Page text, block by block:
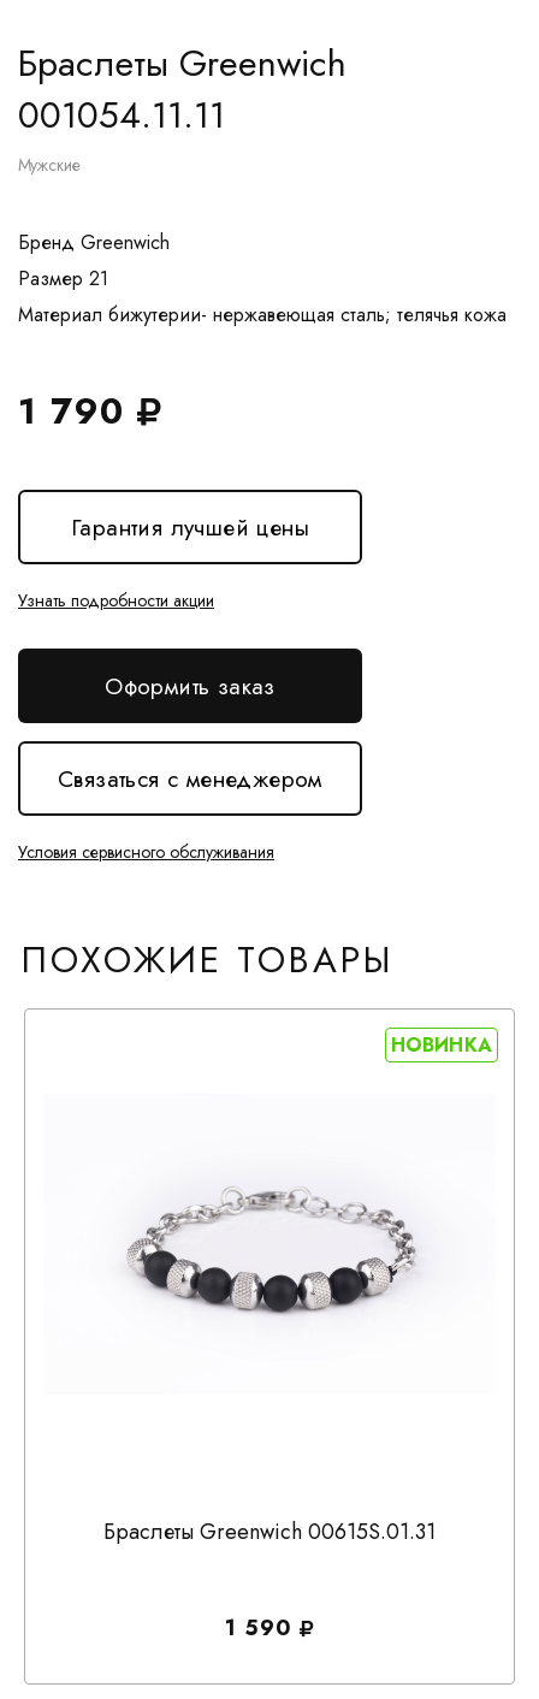
Браслеты Greenwich
001054.11.11
Мужские
Бренд Greenwich
Размер 21
1 790
Гарантия лучшей цены
Узнать подробности акции
Оформить заказ
Связаться с менеджером
Условия сервисного обслуживания
ПОХОЖИЕ ТОВАРЫ
НОВИНКА
Браслеты Greenwich 00615S.01.31
1 590